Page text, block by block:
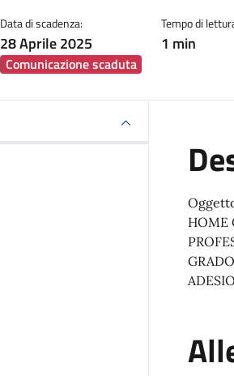
Data di scadenza:
28 Aprile 2025
Comunicazione scaduta
Tempo di
1 min
HOME